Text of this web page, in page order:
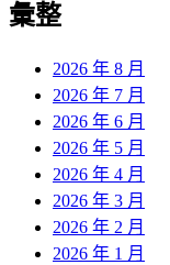
彙整
2026 年 8 月
2026 年 7 月
2026 年 6 月
2026 年 5 月
2026 年 4 月
2026 年 3 月
2026 年 2 月
2026 年 1 月